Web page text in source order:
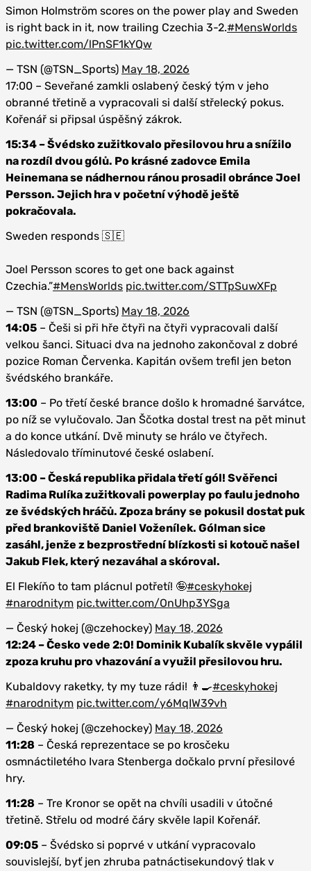
Simon Holmström scores on the power play and Sweden
is right back in it, now trailing Czechia 3-2.#MensWorlds
pic.twitter.com/lPnSF1kYQw
— TSN (@TSN_Sports) May 18, 2026
17:00 – Seveřané zamkli oslabený český tým v jeho
obranné třetině a vypracovali si další střelecký pokus.
Kořenář si připsal úspěšný zákrok.
15:34 – Švédsko zužitkovalo přesilovou hru a snížilo
na rozdíl dvou gólů. Po krásné zadovce Emila
Heinemana se nádhernou ránou prosadil obránce Joel
Persson. Jejich hra v početní výhodě ještě
pokračovala.
Sweden responds 🇸🇪
Joel Persson scores to get one back against
Czechia.”#MensWorlds pic.twitter.com/STTpSuwXFp
— TSN (@TSN_Sports) May 18, 2026
14:05 – Češi si při hře čtyři na čtyři vypracovali další
velkou šanci. Situaci dva na jednoho zakončoval z dobré
pozice Roman Červenka. Kapitán ovšem trefil jen beton
švédského brankáře.
13:00 – Po třetí české brance došlo k hromadné šarvátce,
po níž se vylučovalo. Jan Ščotka dostal trest na pět minut
a do konce utkání. Dvě minuty se hrálo ve čtyřech.
Následovalo tříminutové české oslabení.
13:00 – Česká republika přidala třetí gól! Svěřenci
Radima Rulíka zužitkovali powerplay po faulu jednoho
ze švédských hráčů. Zpoza brány se pokusil dostat puk
před brankoviště Daniel Voženílek. Gólman sice
zasáhl, jenže z bezprostřední blízkosti si kotouč našel
Jakub Flek, který nezaváhal a skóroval.
El Flekíňo to tam plácnul potřetí! 🤪#ceskyhokej
#narodnitym pic.twitter.com/OnUhp3YSga
— Český hokej (@czehockey) May 18, 2026
12:24 – Česko vede 2:0! Dominik Kubalík skvěle vypálil
zpoza kruhu pro vhazování a využil přesilovou hru.
Kubaldovy raketky, ty my tuze rádi! 👨‍🍳#ceskyhokej
#narodnitym pic.twitter.com/y6MqIW39vh
— Český hokej (@czehockey) May 18, 2026
11:28 – Česká reprezentace se po krosčeku
osmnáctiletého Ivara Stenberga dočkalo první přesilové
hry.
11:28 – Tre Kronor se opět na chvíli usadili v útočné
třetině. Střelu od modré čáry skvěle lapil Kořenář.
09:05 – Švédsko si poprvé v utkání vypracovalo
souvislejší, byť jen zhruba patnáctisekundový tlak v